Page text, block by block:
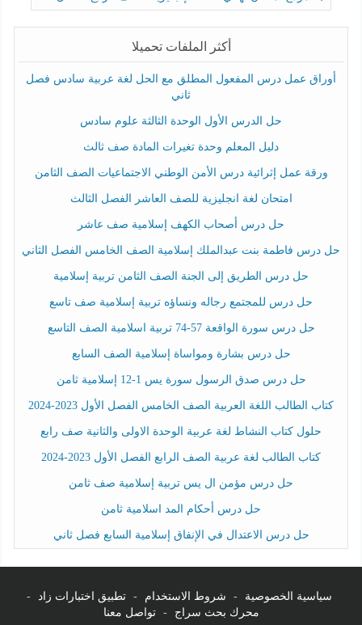
أكثر الملفات تحميلا
أوراق عمل درس المفعول المطلق مع الحل لغة عربية سادس فصل
ثاني
حل الدرس الأول الوحدة الثالثة علوم سادس
دليل المعلم وحدة تغيرات المادة صف ثالث
ورقة عمل إثرائية درس الأمن الوطني الاجتماعيات الصف الثامن
امتحان لغة انجليزية للصف العاشر الفصل الثالث
حل درس أصحاب الكهف إسلامية صف عاشر
حل درس فاطمة بنت عبدالملك إسلامية الصف الخامس الفصل الثاني
حل درس الطريق إلى الجنة الصف الثامن تربية إسلامية
حل درس للمجتمع رجاله ونساؤه تربية إسلامية صف تاسع
حل درس سورة الواقعة 57-74 تربية اسلامية الصف التاسع
حل درس بشارة ومواساة إسلامية الصف السابع
حل درس صدق الرسول سورة يس 1-12 إسلامية ثامن
كتاب الطالب اللغة العربية الصف الخامس الفصل الأول 2023-2024
حلول كتاب النشاط لغة عربية الوحدة الاولى والثانية صف رابع
كتاب الطالب لغة عربية الصف الرابع الفصل الأول 2023-2024
حل درس مؤمن ال يس تربية إسلامية صف ثامن
حل درس أحكام المد اسلامية ثامن
حل درس الاعتدال في الإنفاق إسلامية السابع فصل ثاني
سياسية الخصوصية - شروط الاستخدام - تطبيق اختبارات زاد
-
محرك بحث سراج
- تواصل معنا